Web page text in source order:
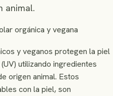
animal.
orgánica y vegana
y veganos protegen la piel
utilizando ingredientes
origen animal. Estos
con la piel, son